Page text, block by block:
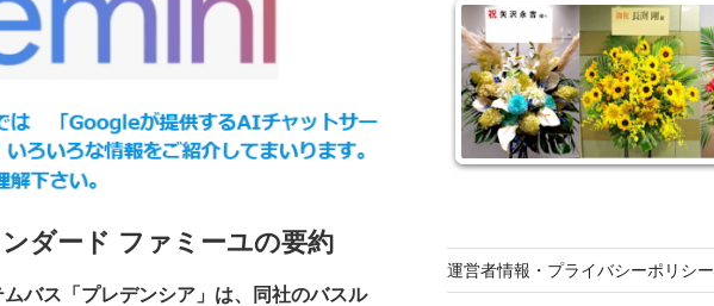
ダード ファミーユの要約
バス「プレデンシア」は、同社のバスル
運営者情報・プライバシーポリシー